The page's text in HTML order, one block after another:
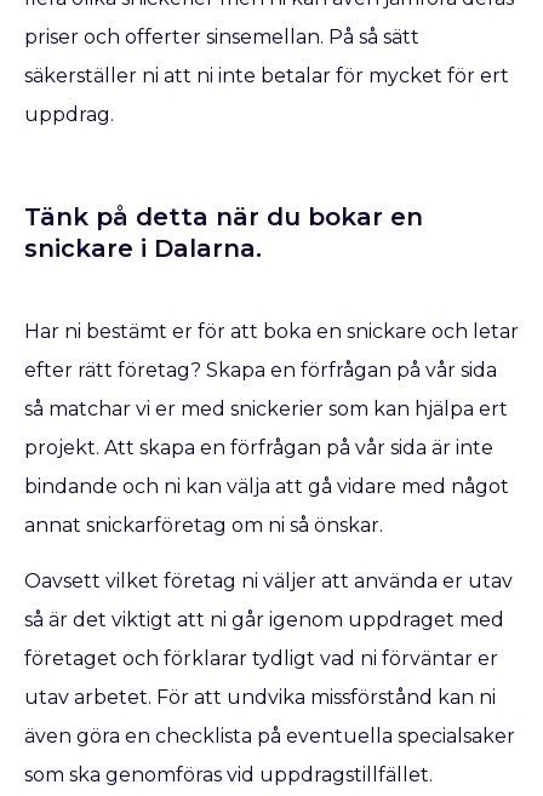
priser och offerter sinsemellan. På så sätt
säkerställer ni att ni inte betalar för mycket för ert
uppdrag.
Tänk på detta när du bokar en
snickare​ i Dalarna.
Har ni bestämt er för att boka en snickare och letar
efter rätt företag? Skapa en förfrågan på vår sida
så matchar vi er med snickerier som kan hjälpa ert
projekt. Att skapa en förfrågan på vår sida är inte
bindande och ni kan välja att gå vidare med något
annat snickarföretag om ni så önskar.
Oavsett vilket företag ni väljer att använda er utav
så är det viktigt att ni går igenom uppdraget med
företaget och förklarar tydligt vad ni förväntar er
utav arbetet. För att undvika missförstånd kan ni
även göra en checklista på eventuella specialsaker
som ska genomföras vid uppdragstillfället.